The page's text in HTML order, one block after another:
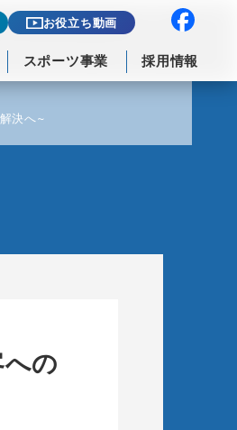
スポーツ事業 採用情報
お役立ち動画
決へ~
の